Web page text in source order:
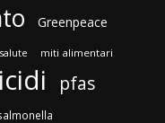
Greenpeace
miti alimentari
pfas